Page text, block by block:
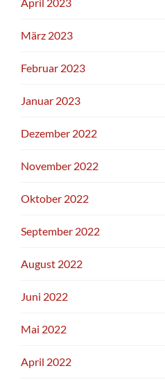
März 2023
Februar 2023
Januar 2023
Dezember 2022
November 2022
Oktober 2022
September 2022
August 2022
Juni 2022
Mai 2022
April 2022